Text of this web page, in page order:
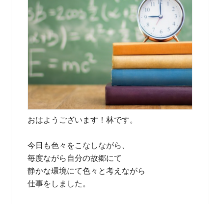
おはようございます！林です。
今日も色々をこなしながら、
毎度ながら自分の故郷にて
静かな環境にて色々と考えながら
仕事をしました。